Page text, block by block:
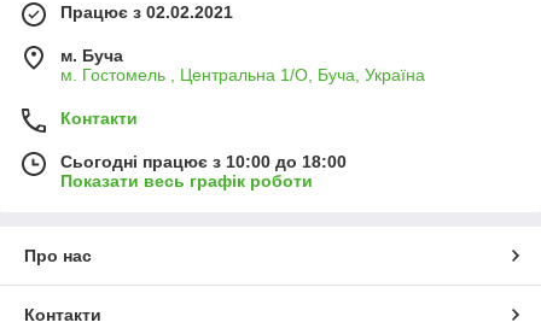
Працює з 02.02.2021
м. Буча
м. Гостомель , Центральна 1/О, Буча, Україна
Контакти
Сьогодні працює з 10:00 до 18:00
Показати весь графік роботи
Про нас
Контакти